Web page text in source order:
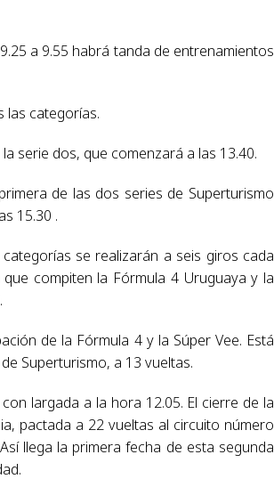
a 9.55 habrá tanda de entrenamientos
las categorías.
serie dos, que comenzará a las 13.40.
de las dos series de Superturismo
15.30 .
se realizarán a seis giros cada
compiten la Fórmula 4 Uruguaya y la
de la Fórmula 4 y la Súper Vee. Está
Superturismo, a 13 vueltas.
largada a la hora 12.05. El cierre de la
pactada a 22 vueltas al circuito número
llega la primera fecha de esta segunda